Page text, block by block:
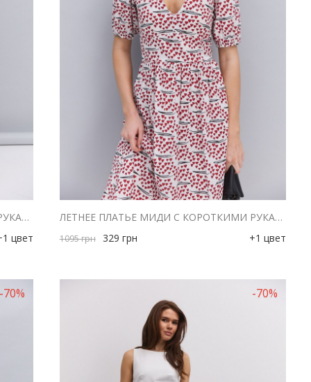
ЛЕТНЕЕ ПЛАТЬЕ МИДИ С КОРОТКИМИ РУКАВАМИ МОЛОЧНОЕ В ЗЕЛЕНЫЕ СЕРДЕЧКА
цвет
ЛЕТНЕЕ ПЛАТЬЕ МИДИ С КОРОТКИМИ РУКАВАМИ МОЛОЧНОЕ В КРАСНЫЕ СЕРДЕЧКА
1095грн 329 грн +1 цвет
-70% -70%